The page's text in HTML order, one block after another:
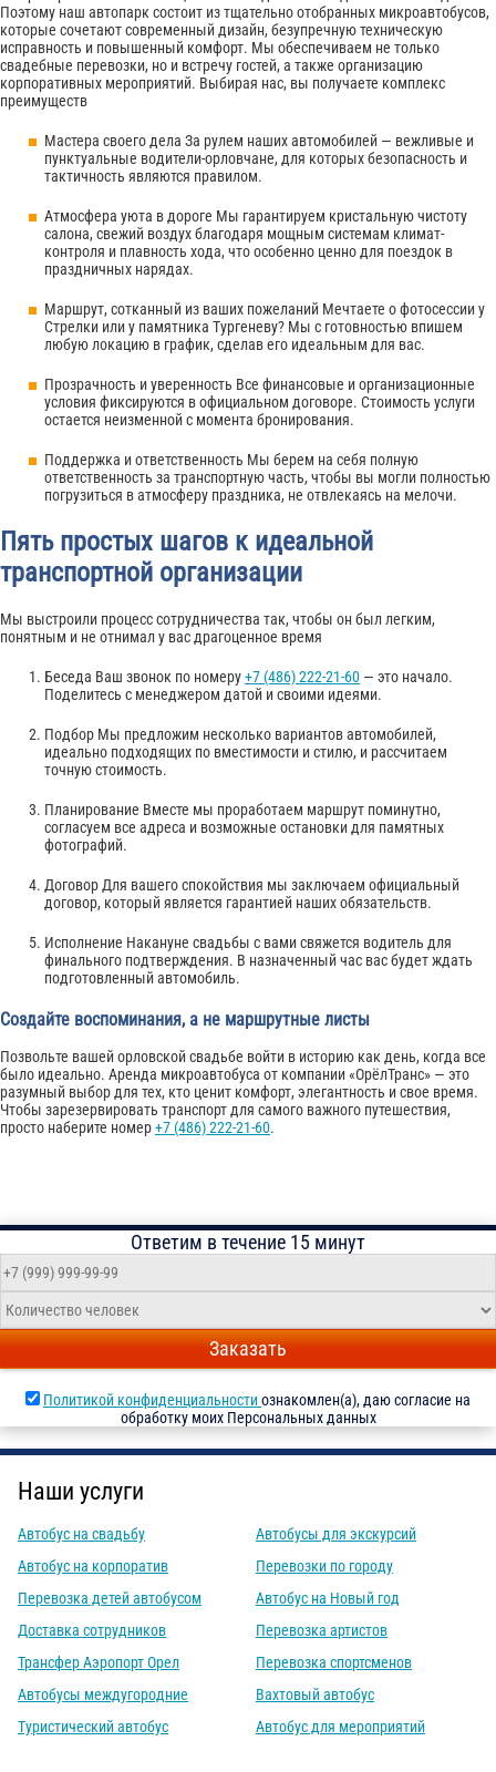
Поэтому наш автопарк состоит из тщательно отобранных микроавтобусов,
которые сочетают современный дизайн, безупречную техническую
исправность и повышенный комфорт. Мы обеспечиваем не только
свадебные перевозки, но и встречу гостей, а также организацию
корпоративных мероприятий. Выбирая нас, вы получаете комплекс
преимуществ
Мастера своего дела За рулем наших автомобилей — вежливые и
пунктуальные водители-орловчане, для которых безопасность и
тактичность являются правилом.
Атмосфера уюта в дороге Мы гарантируем кристальную чистоту
салона, свежий воздух благодаря мощным системам климат-
контроля и плавность хода, что особенно ценно для поездок в
праздничных нарядах.
Маршрут, сотканный из ваших пожеланий Мечтаете о фотосессии у
Стрелки или у памятника Тургеневу? Мы с готовностью впишем
любую локацию в график, сделав его идеальным для вас.
Прозрачность и уверенность Все финансовые и организационные
условия фиксируются в официальном договоре. Стоимость услуги
остается неизменной с момента бронирования.
Поддержка и ответственность Мы берем на себя полную
ответственность за транспортную часть, чтобы вы могли полностью
погрузиться в атмосферу праздника, не отвлекаясь на мелочи.
Пять простых шагов к идеальной
транспортной организации
Мы выстроили процесс сотрудничества так, чтобы он был легким,
понятным и не отнимал у вас драгоценное время
Беседа Ваш звонок по номеру+7 (486) 222-21-60 — это начало.
Поделитесь с менеджером датой и своими идеями.
Подбор Мы предложим несколько вариантов автомобилей,
идеально подходящих по вместимости и стилю, и рассчитаем
точную стоимость.
Планирование Вместе мы проработаем маршрут поминутно,
согласуем все адреса и возможные остановки для памятных
фотографий.
Договор Для вашего спокойствия мы заключаем официальный
договор, который является гарантией наших обязательств.
Исполнение Накануне свадьбы с вами свяжется водитель для
финального подтверждения. В назначенный час вас будет ждать
подготовленный автомобиль.
Создайте воспоминания, а не маршрутные листы
Позвольте вашей орловской свадьбе войти в историю как день, когда все
было идеально. Аренда микроавтобуса от компании «ОрёлТранс» — это
разумный выбор для тех, кто ценит комфорт, элегантность и свое время.
Чтобы зарезервировать транспорт для самого важного путешествия,
просто наберите номер+7 (486) 222-21-60.
Ответим в течение 15 минут
Заказать
Политикой конфиденциальностиознакомлен(а), даю согласие на
обработку моих Персональных данных
Наши услуги
Автобус на свадьбу
Автобус на корпоратив
Перевозка детей автобусом
Доставка сотрудников
Трансфер Аэропорт Орел
Автобусы междугородние
Туристический автобус
Автобусы для экскурсий
Перевозки по городу
Автобус на Новый год
Перевозка артистов
Перевозка спортсменов
Вахтовый автобус
Автобус для мероприятий